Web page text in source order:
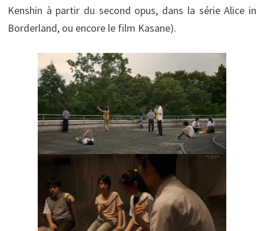
Kenshin à partir du second opus, dans la série Alice in
Borderland, ou encore le film Kasane).